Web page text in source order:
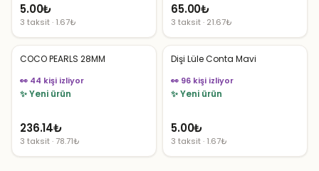
5.00₺
3 taksit · 1.67₺
65.00₺
3 taksit · 21.67₺
COCO PEARLS 28MM
👀 44 kişi izliyor
✨ Yeni ürün
236.14₺
3 taksit · 78.71₺
Dişi Lüle Conta Mavi
👀 96 kişi izliyor
✨ Yeni ürün
5.00₺
3 taksit · 1.67₺